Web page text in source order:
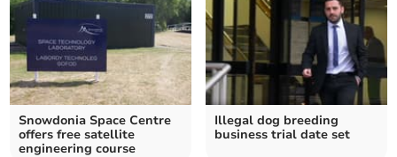
Snowdonia Space Centre
offers free satellite
engineering course
Illegal dog breeding
business trial date set